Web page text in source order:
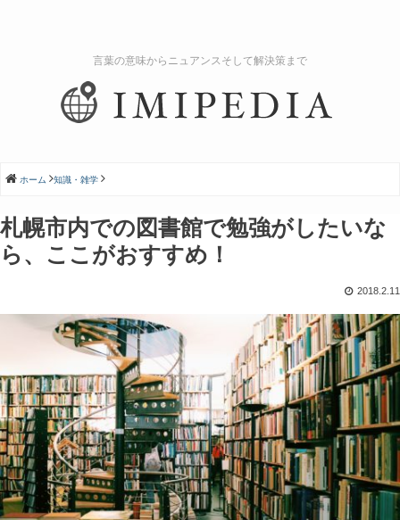
言葉の意味からニュアンスそして解決策まで
ホーム 知識・雑学
札幌市内での図書館で勉強がしたいな
ら、ここがおすすめ！
2018.2.11